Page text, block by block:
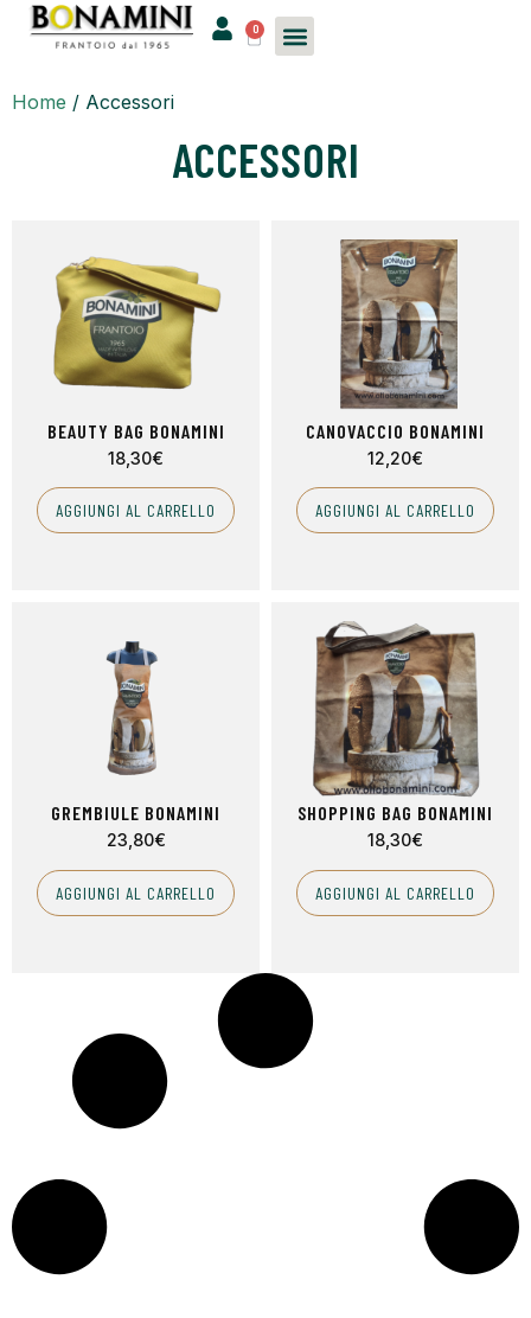
0
Home / Accessori
ACCESSORI
BEAUTY BAG BONAMINI
18,30€
AGGIUNGI AL CARRELLO
CANOVACCIO BONAMINI
12,20€
AGGIUNGI AL CARRELLO
GREMBIULE BONAMINI
23,80€
AGGIUNGI AL CARRELLO
SHOPPING BAG BONAMINI
18,30€
AGGIUNGI AL CARRELLO